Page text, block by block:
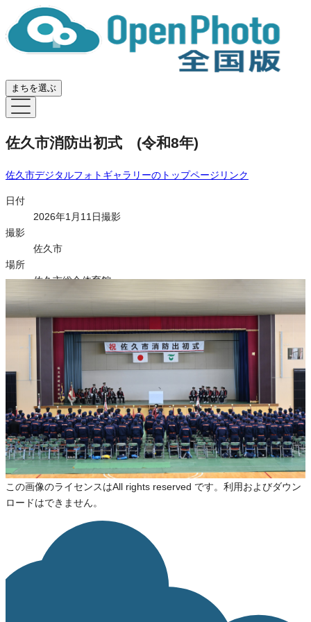
まちを選ぶ
佐久市消防出初式 (令和8年)
佐久市デジタルフォトギャラリーのトップページリンク
日付
2026年1月11日撮影
撮影
佐久市
場所
佐久市総合体育館
佐久市 出初式
ライセンス
All rights Reserved
ライセンスの内容を確認する
JSON-LD出力
Loading...
ダウンロード
この画像のライセンスはAll rights reserved です。利用およびダウン
ロードはできません。